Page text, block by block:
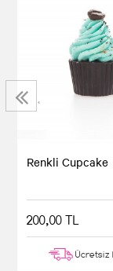
Renkli Cupcake
200,00 TL
Ücretsiz
‹